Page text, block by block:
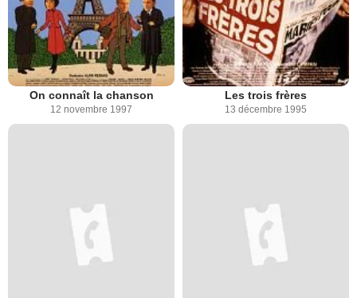
On connaît la chanson
12 novembre 1997
Les trois frères
13 décembre 1995